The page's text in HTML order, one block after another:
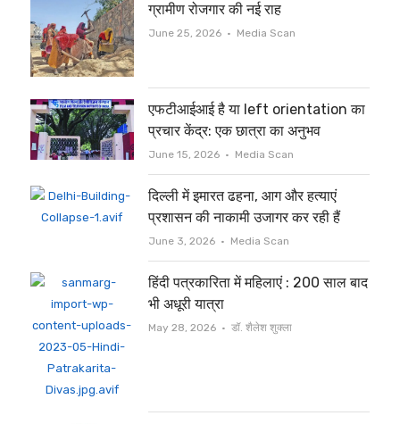
ग्रामीण रोजगार की नई राह
June 25, 2026 Author
Media Scan
एफटीआईआई है या left orientation का
प्रचार केंद्र: एक छात्रा का अनुभव
June 15, 2026 Author
Media Scan
दिल्ली में इमारत ढहना, आग और हत्याएं
प्रशासन की नाकामी उजागर कर रही हैं
June 3, 2026 Author
Media Scan
हिंदी पत्रकारिता में महिलाएं : 200 साल बाद
भी अधूरी यात्रा
May 28, 2026 Author
डॉ. शैलेश शुक्ला